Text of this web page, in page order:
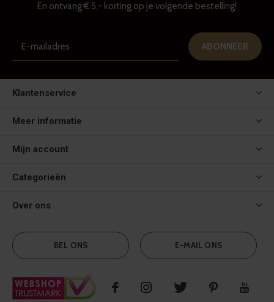
En ontvang € 5,- korting op je volgende bestelling!
ABONNEER
Klantenservice
Meer informatie
Mijn account
Categorieën
Over ons
BEL ONS E-MAIL ONS